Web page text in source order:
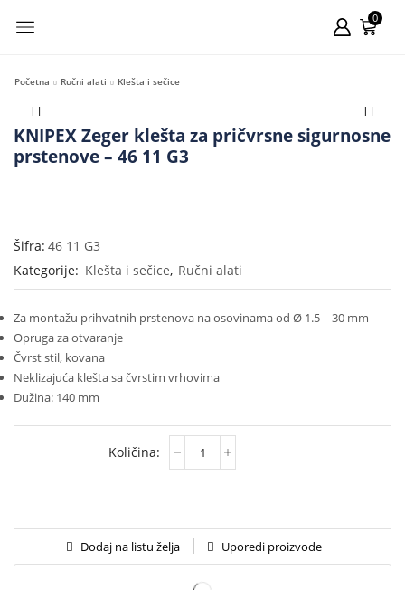
0
Početna Ručni alati Klešta i sečice
KNIPEX Zeger klešta za pričvrsne sigurnosne
prstenove – 46 11 G3
Šifra: 46 11 G3
Kategorije: Klešta i sečice, Ručni alati
Za montažu prihvatnih prstenova na osovinama od Ø 1.5 – 30 mm
Opruga za otvaranje
Čvrst stil, kovana
Neklizajuća klešta sa čvrstim vrhovima
Dužina: 140 mm
Dodaj na listu želja Uporedi proizvode